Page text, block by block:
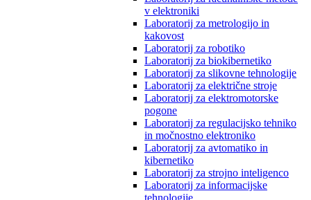
v elektroniki
Laboratorij za metrologijo in
kakovost
Laboratorij za robotiko
Laboratorij za biokibernetiko
Laboratorij za slikovne tehnologije
Laboratorij za električne stroje
Laboratorij za elektromotorske
pogone
Laboratorij za regulacijsko tehniko
in močnostno elektroniko
Laboratorij za avtomatiko in
kibernetiko
Laboratorij za strojno inteligenco
Laboratorij za informacijske
tehnologije